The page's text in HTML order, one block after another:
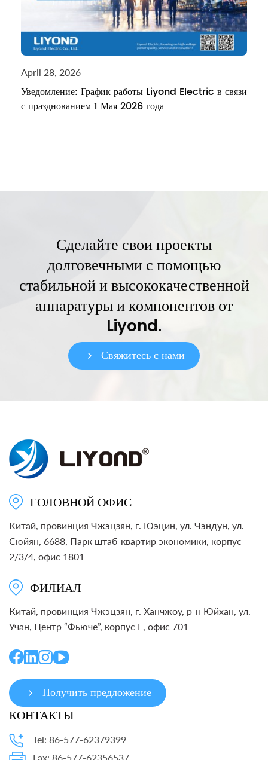
April 28, 2026
Уведомление: График работы Liyond Electric в связи
с празднованием 1 Мая 2026 года
Сделайте свои проекты
долговечными с помощью
стабильной и высококачественной
аппаратуры и компонентов от
Liyond.
Свяжитесь с нами
ГОЛОВНОЙ ОФИС
Китай, провинция Чжэцзян, г. Юэцин, ул. Чэндун, ул.
Сюйян, 6688, Парк штаб-квартир экономики, корпус
2/3/4, офис 1801
ФИЛИАЛ
Китай, провинция Чжэцзян, г. Ханчжоу, р-н Юйхан, ул.
Учан, Центр “Фьюче”, корпус E, офис 701
Получить предложение
КОНТАКТЫ
Tel: 86-577-62379399
Fax: 86-577-62356537